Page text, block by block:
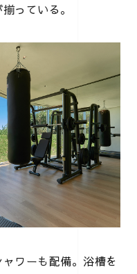
っている。
ワーも配備。浴槽を